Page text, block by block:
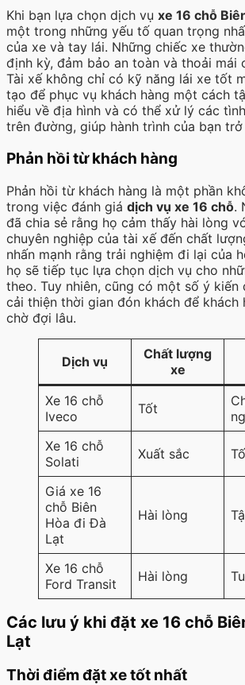
Khi bạn lựa chọn dịch vụ xe 16 chỗ
một trong những yếu tố quan trọng
của xe và tay lái. Những chiếc xe
định kỳ, đảm bảo an toàn và thoải mái
Tài xế không chỉ có kỹ năng lái xe tốt
tạo để phục vụ khách hàng một cách
hiểu về địa hình và có thể xử lý các
trên đường, giúp hành trình của bạn trở
Phản hồi từ khách hàng
Phản hồi từ khách hàng là một phần
trong việc đánh giá dịch vụ xe 16 chỗ.
đã chia sẻ rằng họ cảm thấy hài lòng
chuyên nghiệp của tài xế đến chất
nhấn mạnh rằng trải nghiệm đi lại của
họ sẽ tiếp tục lựa chọn dịch vụ cho
theo. Tuy nhiên, cũng có một số ý
cải thiện thời gian đón khách để khách
chờ đợi lâu.
Dịch vụ
Chất lượng
xe
Xe 16 chỗ
Iveco
Tốt
Xe 16 chỗ
Solati
Xuất sắc
Giá xe 16
chỗ Biên
Hòa đi Đà
Lạt
Hài lòng
Xe 16 chỗ
Ford Transit
Hài lòng
Các lưu ý khi đặt xe 16 chỗ
Lạt
Thời điểm đặt xe tốt nhất